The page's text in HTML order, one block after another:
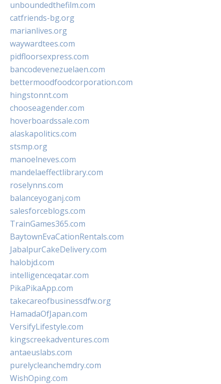
unboundedthefilm.com
catfriends-bg.org
marianlives.org
waywardtees.com
pidfloorsexpress.com
bancodevenezuelaen.com
bettermoodfoodcorporation.com
hingstonnt.com
chooseagender.com
hoverboardssale.com
alaskapolitics.com
stsmp.org
manoelneves.com
mandelaeffectlibrary.com
roselynns.com
balanceyoganj.com
salesforceblogs.com
TrainGames365.com
BaytownEvaCationRentals.com
JabalpurCakeDelivery.com
halobjd.com
intelligenceqatar.com
PikaPikaApp.com
takecareofbusinessdfw.org
HamadaOfJapan.com
VersifyLifestyle.com
kingscreekadventures.com
antaeuslabs.com
purelycleanchemdry.com
WishOping.com